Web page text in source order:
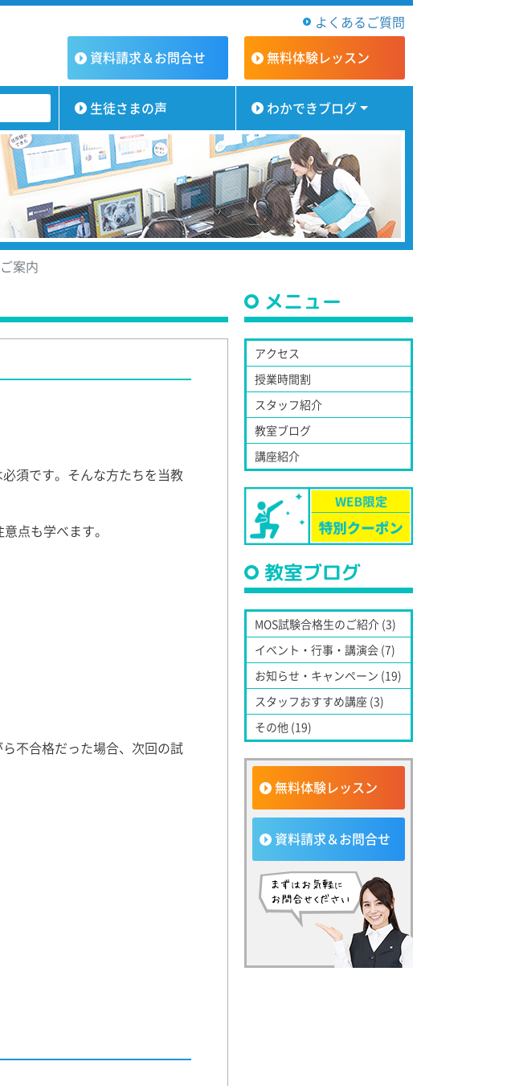
よくあるご質問
資料請求＆お問合せ 無料体験レッスン
生徒さまの声 わかできブログ
案内
須です。そんな方たちを当教
点も学べます。
不合格だった場合、次回の試
メニュー
アクセス
授業時間割
スタッフ紹介
教室ブログ
講座紹介
教室ブログ
MOS試験合格生のご紹介 (3)
イベント・行事・講演会 (7)
お知らせ・キャンペーン (19)
スタッフおすすめ講座 (3)
その他 (19)
無料体験レッスン
資料請求＆お問合せ